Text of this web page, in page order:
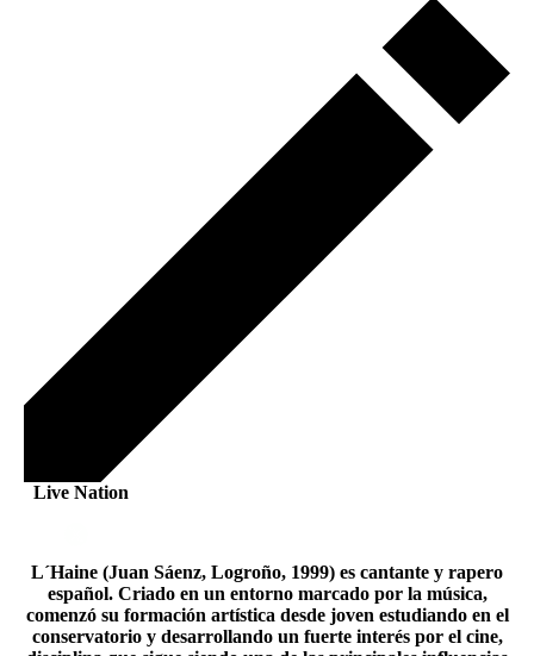
Live Nation
L´Haine (Juan Sáenz, Logroño, 1999) es cantante y rapero
español. Criado en un entorno marcado por la música,
comenzó su formación artística desde joven estudiando en el
conservatorio y desarrollando un fuerte interés por el cine,